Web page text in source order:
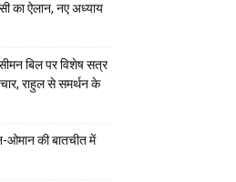
का ऐलान, नए अध्याय
बिल पर विशेष सत्र
राहुल से समर्थन के
ओमान की बातचीत में